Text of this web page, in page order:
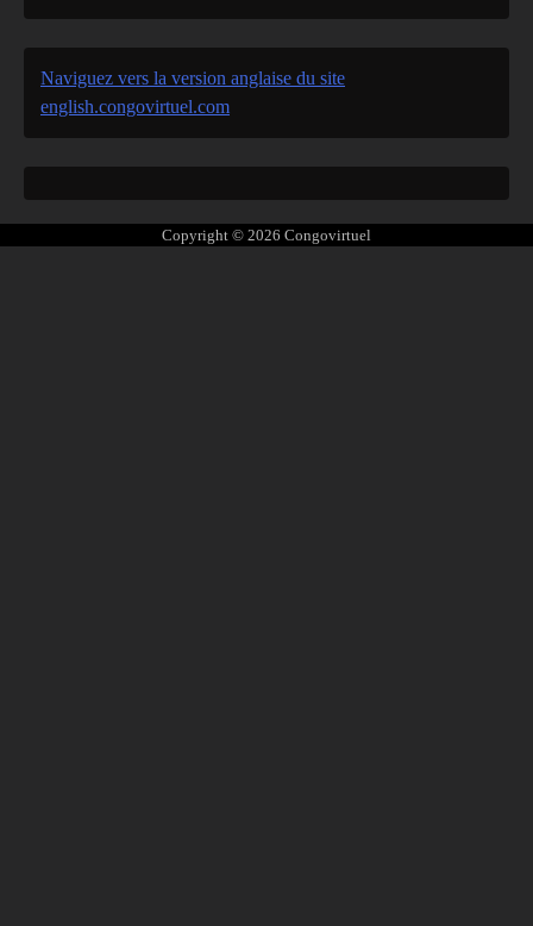
Naviguez vers la version anglaise du site
english.congovirtuel.com
Copyright © 2026 Congovirtuel